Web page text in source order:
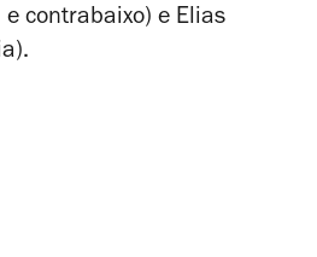
contrabaixo) e Elias